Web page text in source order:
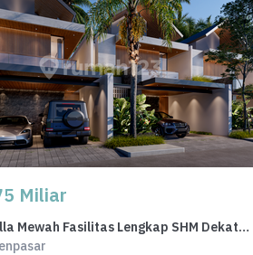
Miliar
Dijual Villa Mewah Fasilitas Lengkap SHM Dekat Pantai Sanur Bali